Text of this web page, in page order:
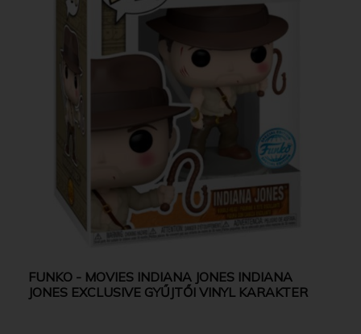
FUNKO - MOVIES INDIANA JONES INDIANA
JONES EXCLUSIVE GYŰJTŐI VINYL KARAKTER